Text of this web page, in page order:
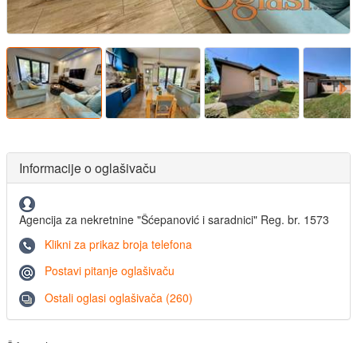
Informacije o oglašivaču
Agencija za nekretnine "Šćepanović i saradnici" Reg. br. 1573
Klikni za prikaz broja telefona
Postavi pitanje oglašivaču
Ostali oglasi oglašivača (260)